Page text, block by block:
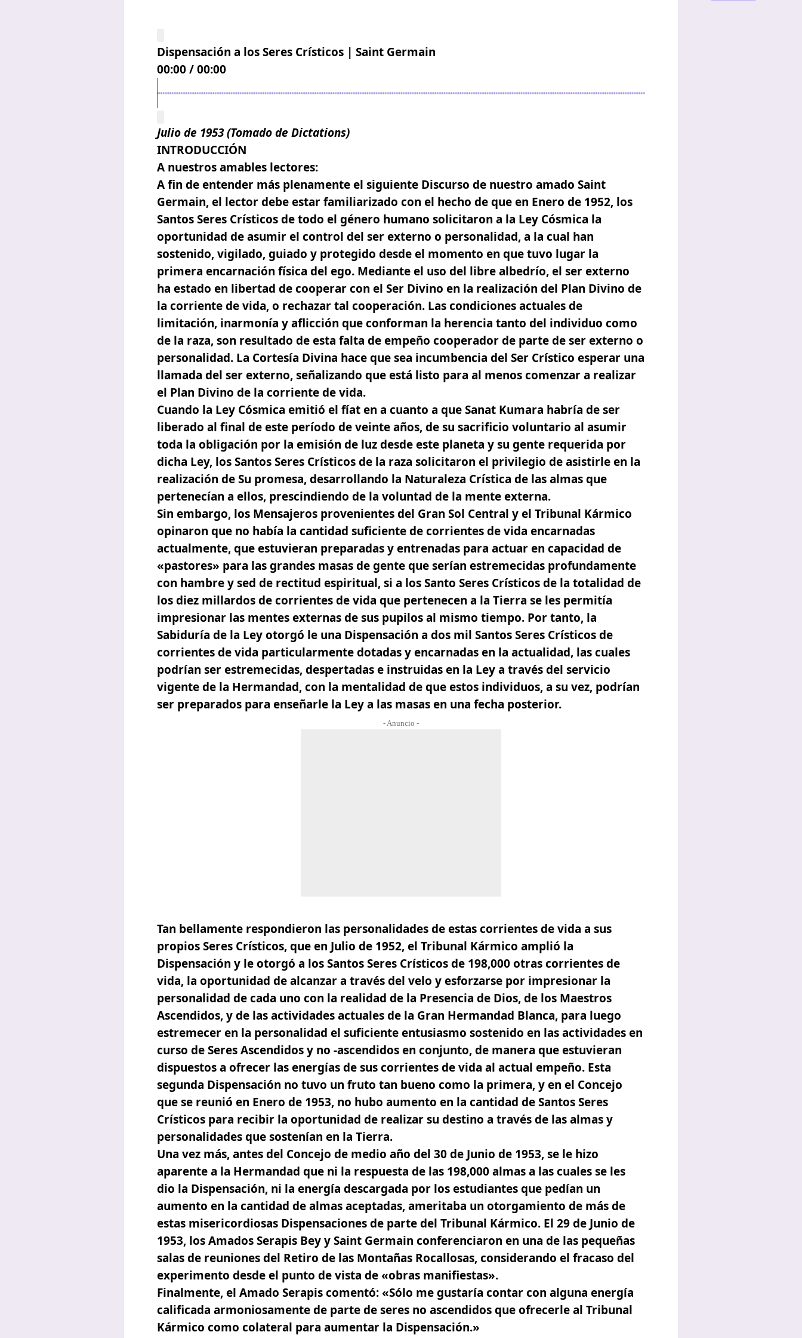
Dispensación a los Seres Crísticos | Saint Germain
00:00 / 00:00
Julio de 1953 (Tomado de Dictations)
INTRODUCCIÓN
A nuestros amables lectores:
A fin de entender más plenamente el siguiente Discurso de nuestro amado Saint
Germain, el lector debe estar familiarizado con el hecho de que en Enero de 1952, los
Santos Seres Crísticos de todo el género humano solicitaron a la Ley Cósmica la
oportunidad de asumir el control del ser externo o personalidad, a la cual han
sostenido, vigilado, guiado y protegido desde el momento en que tuvo lugar la
primera encarnación física del ego. Mediante el uso del libre albedrío, el ser externo
ha estado en libertad de cooperar con el Ser Divino en la realización del Plan Divino de
la corriente de vida, o rechazar tal cooperación. Las condiciones actuales de
limitación, inarmonía y aflicción que conforman la herencia tanto del individuo como
de la raza, son resultado de esta falta de empeño cooperador de parte de ser externo o
personalidad. La Cortesía Divina hace que sea incumbencia del Ser Crístico esperar una
llamada del ser externo, señalizando que está listo para al menos comenzar a realizar
el Plan Divino de la corriente de vida.
Cuando la Ley Cósmica emitió el fíat en a cuanto a que Sanat Kumara habría de ser
liberado al final de este período de veinte años, de su sacrificio voluntario al asumir
toda la obligación por la emisión de luz desde este planeta y su gente requerida por
dicha Ley, los Santos Seres Crísticos de la raza solicitaron el privilegio de asistirle en la
realización de Su promesa, desarrollando la Naturaleza Crística de las almas que
pertenecían a ellos, prescindiendo de la voluntad de la mente externa.
Sin embargo, los Mensajeros provenientes del Gran Sol Central y el Tribunal Kármico
opinaron que no había la cantidad suficiente de corrientes de vida encarnadas
actualmente, que estuvieran preparadas y entrenadas para actuar en capacidad de
«pastores» para las grandes masas de gente que serían estremecidas profundamente
con hambre y sed de rectitud espiritual, si a los Santo Seres Crísticos de la totalidad de
los diez millardos de corrientes de vida que pertenecen a la Tierra se les permitía
impresionar las mentes externas de sus pupilos al mismo tiempo. Por tanto, la
Sabiduría de la Ley otorgó le una Dispensación a dos mil Santos Seres Crísticos de
corrientes de vida particularmente dotadas y encarnadas en la actualidad, las cuales
podrían ser estremecidas, despertadas e instruidas en la Ley a través del servicio
vigente de la Hermandad, con la mentalidad de que estos individuos, a su vez, podrían
ser preparados para enseñarle la Ley a las masas en una fecha posterior.
- Anuncio -
Tan bellamente respondieron las personalidades de estas corrientes de vida a sus
propios Seres Crísticos, que en Julio de 1952, el Tribunal Kármico amplió la
Dispensación y le otorgó a los Santos Seres Crísticos de 198,000 otras corrientes de
vida, la oportunidad de alcanzar a través del velo y esforzarse por impresionar la
personalidad de cada uno con la realidad de la Presencia de Dios, de los Maestros
Ascendidos, y de las actividades actuales de la Gran Hermandad Blanca, para luego
estremecer en la personalidad el suficiente entusiasmo sostenido en las actividades en
curso de Seres Ascendidos y no -ascendidos en conjunto, de manera que estuvieran
dispuestos a ofrecer las energías de sus corrientes de vida al actual empeño. Esta
segunda Dispensación no tuvo un fruto tan bueno como la primera, y en el Concejo
que se reunió en Enero de 1953, no hubo aumento en la cantidad de Santos Seres
Crísticos para recibir la oportunidad de realizar su destino a través de las almas y
personalidades que sostenían en la Tierra.
Una vez más, antes del Concejo de medio año del 30 de Junio de 1953, se le hizo
aparente a la Hermandad que ni la respuesta de las 198,000 almas a las cuales se les
dio la Dispensación, ni la energía descargada por los estudiantes que pedían un
aumento en la cantidad de almas aceptadas, ameritaba un otorgamiento de más de
estas misericordiosas Dispensacionesde parte del Tribunal Kármico. El 29 de Junio de
1953, los Amados Serapis Bey y Saint Germain conferenciaron en una de las pequeñas
salas de reuniones del Retiro de las Montañas Rocallosas, considerando el fracaso del
experimento desde el punto de vista de «obras manifiestas».
Finalmente, el Amado Serapis comentó: «Sólo me gustaría contar con alguna energía
calificada armoniosamente de parte de seres no ascendidos que ofrecerle al Tribunal
Kármico como colateral para aumentar la Dispensación.»